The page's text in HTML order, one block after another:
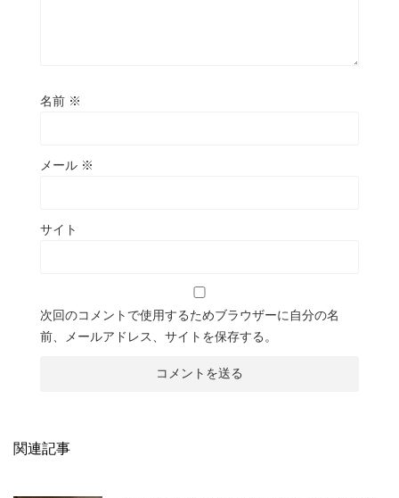
名前 ※
メール ※
サイト
次回のコメントで使用するためブラウザーに自分の名
前、メールアドレス、サイトを保存する。
関連記事